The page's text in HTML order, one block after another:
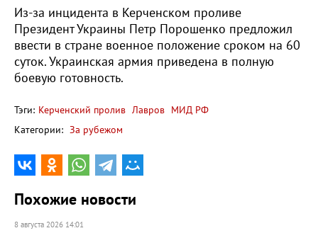
Из-за инцидента в Керченском проливе
Президент Украины Петр Порошенко предложил
ввести в стране военное положение сроком на 60
суток. Украинская армия приведена в полную
боевую готовность.
Тэги: Керченский пролив Лавров МИД РФ
Категории: За рубежом
Похожие новости
8 августа 2026 14:01